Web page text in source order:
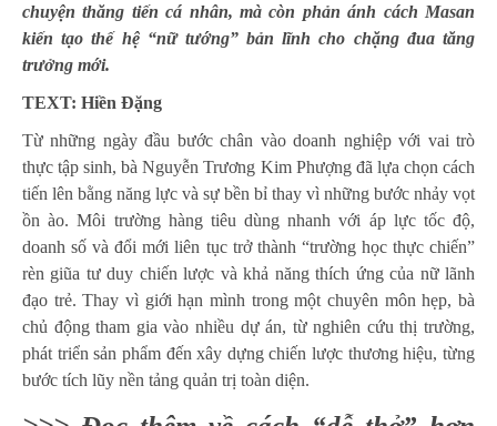
chuyện thăng tiến cá nhân, mà còn phản ánh cách Masan
kiến tạo thế hệ “nữ tướng” bản lĩnh cho chặng đua tăng
trưởng mới.
TEXT: Hiền Đặng
Từ những ngày đầu bước chân vào doanh nghiệp với vai trò
thực tập sinh, bà Nguyễn Trương Kim Phượng đã lựa chọn cách
tiến lên bằng năng lực và sự bền bỉ thay vì những bước nhảy vọt
ồn ào. Môi trường hàng tiêu dùng nhanh với áp lực tốc độ,
doanh số và đổi mới liên tục trở thành “trường học thực chiến”
rèn giũa tư duy chiến lược và khả năng thích ứng của nữ lãnh
đạo trẻ. Thay vì giới hạn mình trong một chuyên môn hẹp, bà
chủ động tham gia vào nhiều dự án, từ nghiên cứu thị trường,
phát triển sản phẩm đến xây dựng chiến lược thương hiệu, từng
bước tích lũy nền tảng quản trị toàn diện.